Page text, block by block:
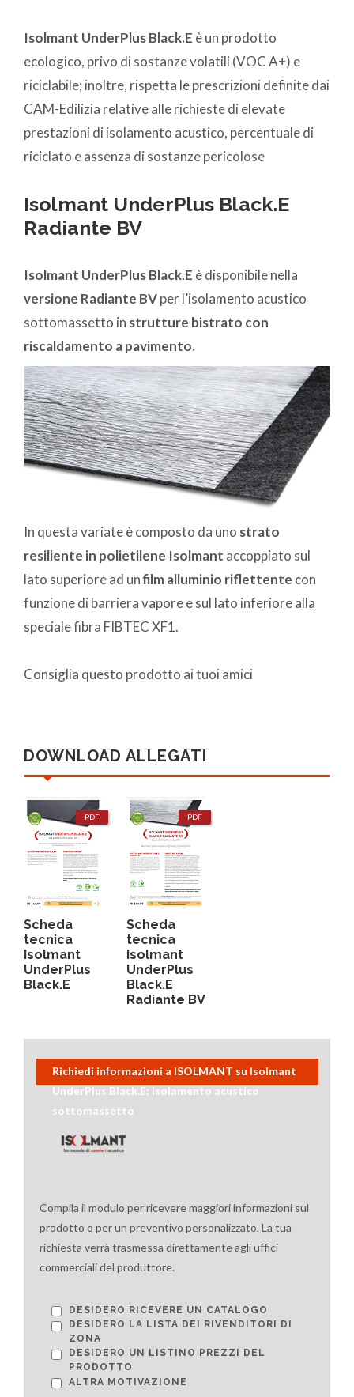
Isolmant UnderPlus Black.E è un prodotto
ecologico, privo di sostanze volatili (VOC A+) e
riciclabile; inoltre, rispetta le prescrizioni definite dai
CAM-Edilizia relative alle richieste di elevate
prestazioni di isolamento acustico, percentuale di
riciclato e assenza di sostanze pericolose
Isolmant UnderPlus Black.E
Radiante BV
Isolmant UnderPlus Black.E è disponibile nella
versione Radiante BVper l’isolamento acustico
sottomassetto in strutture bistrato con
riscaldamento a pavimento.
In questa variate è composto da uno strato
resiliente in polietilene Isolmant accoppiato sul
lato superiore ad unfilm alluminio riflettente con
funzione di barriera vapore e sul lato inferiore alla
speciale fibra FIBTEC XF1.
Consiglia questo prodotto ai tuoi amici
DOWNLOAD ALLEGATI
PDF
Scheda
tecnica
Isolmant
UnderPlus
Black.E
PDF
Scheda
tecnica
Isolmant
UnderPlus
Black.E
Radiante BV
Richiedi informazioni a ISOLMANT su Isolmant
UnderPlus Black.E: isolamento acustico
sottomassetto
Compila il modulo per ricevere maggiori informazioni sul
prodotto o per un preventivo personalizzato. La tua
richiesta verrà trasmessa direttamente agli uffici
commerciali del produttore.
DESIDERO RICEVERE UN CATALOGO
DESIDERO LA LISTA DEI RIVENDITORI DI
ZONA
DESIDERO UN LISTINO PREZZI DEL
PRODOTTO
ALTRA MOTIVAZIONE